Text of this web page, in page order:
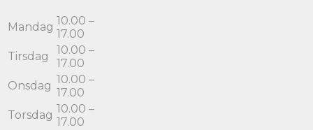
Mandag 10.00 –
17.00
Tirsdag
10.00 –
17.00
Onsdag 10.00 –
17.00
Torsdag 10.00 –
17.00